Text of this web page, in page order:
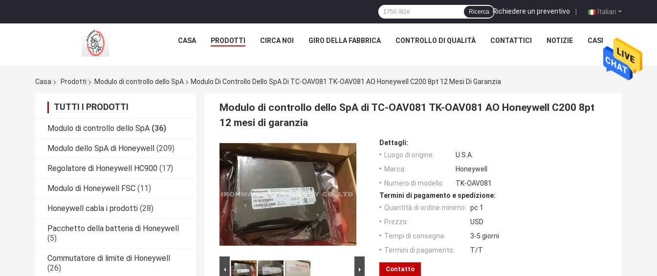
Italian
Richiedere un preventivo |
Ricerca
CASA PRODOTTI CIRCA NOI GIRO DELLA FABBRICA CONTROLLO DI QUALITÀ CONTATTICI NOTIZIE CASI
Casa Prodotti Modulo di controllo dello SpA Modulo Di Controllo Dello SpA Di TC-OAV081 TK-OAV081 AO Honeywell C200 8pt 12 Mesi Di Garanzia
TUTTI I PRODOTTI
Modulo di controllo dello SpA (36)
Modulo dello SpA di Honeywell (209)
Regolatore di Honeywell HC900 (17)
Modulo di Honeywell FSC (11)
Honeywell cabla i prodotti (28)
Pacchetto della batteria di Honeywell
(5)
Commutatore di limite di Honeywell
(26)
Modulo di controllo dello SpA di TC-OAV081 TK-OAV081 AO Honeywell C200 8pt
12 mesi di garanzia
Dettagli:
Luogo di origine:
U.S.A.
Marca:
Honeywell
Numero di modello:
TK-OAV081
Termini di pagamento e spedizione:
Quantità di ordine minimo: pc 1
Prezzo:
USD
Tempi di consegna:
3-5 giorni
Termini di pagamento:
T/T
Contatto